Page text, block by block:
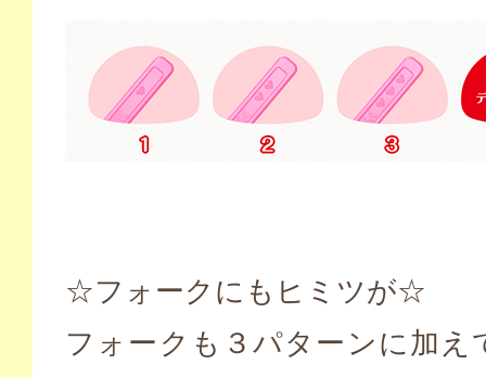
☆フォークにもヒミツが☆
フォークも３パターンに加え